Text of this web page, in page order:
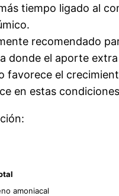
tiempo ligado al
recomendado
donde el aporte
favorece el
en estas
amoniacal